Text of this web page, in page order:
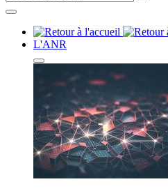
L'ANR